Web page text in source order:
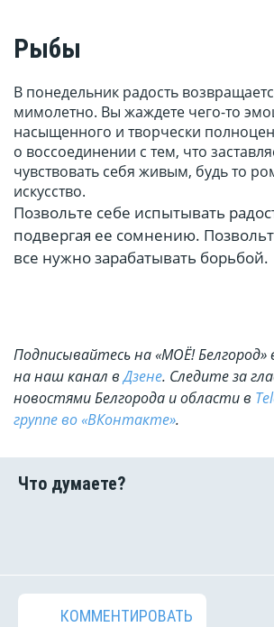
Рыбы
В понедельник радость
мимолетно. Вы жаждете чего-то
насыщенного и творчески
о воссоединении с тем, что
чувствовать себя живым, будь то
искусство.
Позвольте себе испытывать
подвергая ее сомнению.
все нужно зарабатывать борьбой.
Подписывайтесь на «МОЁ! Белгород»
на наш канал вДзене. Cледите за
новостями Белгорода и области в
группе во «ВКонтакте».
КОММЕНТИРОВАТЬ